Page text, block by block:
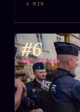
4 MIN
#6
DÉTONATION